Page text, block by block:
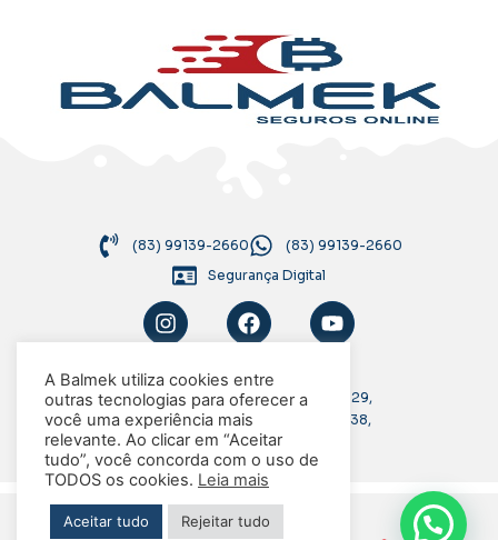
(83) 99139-2660
(83) 99139-2660
Segurança Digital
Rua Antônio Francisco de Araújo, 29,
Parque Esperança, Caixa Postal 038,
CEP 58108-646, Cabedelo-PB
© BALMEK SEGUROS | Todos os
A Balmek utiliza cookies entre
outras tecnologias para oferecer a
você uma experiência mais
relevante. Ao clicar em “Aceitar
tudo”, você concorda com o uso de
TODOS os cookies. Leia mais
Aceitar tudo Rejeitar tudo